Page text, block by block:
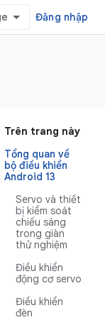
Đăng nhập
Trên trang này
Tổng quan về
bộ điều khiển
Android 13
Servo và thiết
bị kiểm soát
chiếu sáng
trong giàn
thử nghiệm
Điều khiển
động cơ servo
Điều khiển
đèn